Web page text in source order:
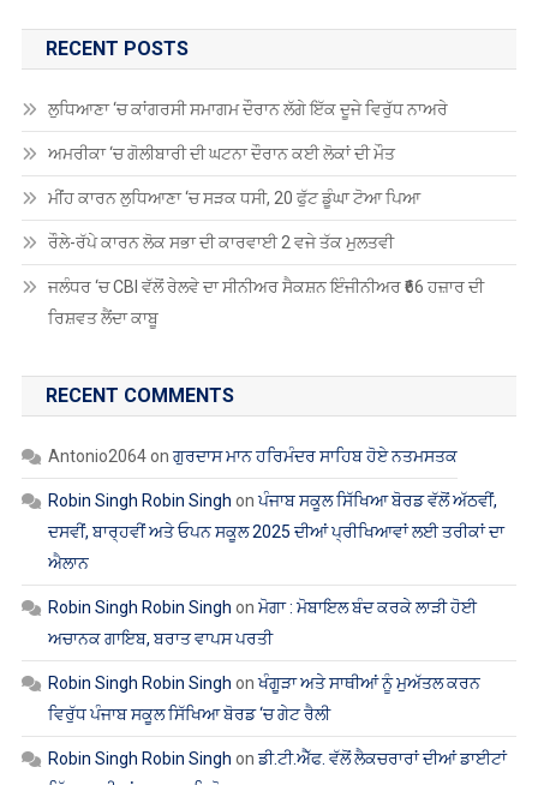
ਕਰਨਗੇ
RECENT POSTS
ਲੁਧਿਆਣਾ ‘ਚ ਕਾਂਗਰਸੀ ਸਮਾਗਮ ਦੌਰਾਨ ਲੱਗੇ ਇੱਕ ਦੂਜੇ ਵਿਰੁੱਧ ਨਾਅਰੇ
ਅਮਰੀਕਾ ‘ਚ ਗੋਲੀਬਾਰੀ ਦੀ ਘਟਨਾ ਦੌਰਾਨ ਕਈ ਲੋਕਾਂ ਦੀ ਮੌਤ
ਮੀਂਹ ਕਾਰਨ ਲੁਧਿਆਣਾ ‘ਚ ਸੜਕ ਧਸੀ, 20 ਫੁੱਟ ਡੂੰਘਾ ਟੋਆ ਪਿਆ
ਰੌਲੇ-ਰੱਪੇ ਕਾਰਨ ਲੋਕ ਸਭਾ ਦੀ ਕਾਰਵਾਈ 2 ਵਜੇ ਤੱਕ ਮੁਲਤਵੀ
ਜਲੰਧਰ ‘ਚ CBI ਵੱਲੋਂ ਰੇਲਵੇ ਦਾ ਸੀਨੀਅਰ ਸੈਕਸ਼ਨ ਇੰਜੀਨੀਅਰ ₹66 ਹਜ਼ਾਰ ਦੀ
ਰਿਸ਼ਵਤ ਲੈਂਦਾ ਕਾਬੂ
RECENT COMMENTS
Antonio2064on ਗੁਰਦਾਸ ਮਾਨ ਹਰਿਮੰਦਰ ਸਾਹਿਬ ਹੋਏ ਨਤਮਸਤਕ
Robin Singh Robin Singh onਪੰਜਾਬ ਸਕੂਲ ਸਿੱਖਿਆ ਬੋਰਡ ਵੱਲੋਂ ਅੱਠਵੀਂ,
ਦਸਵੀਂ, ਬਾਰ੍ਹਵੀਂ ਅਤੇ ਓਪਨ ਸਕੂਲ 2025 ਦੀਆਂ ਪ੍ਰੀਖਿਆਵਾਂ ਲਈ ਤਰੀਕਾਂ ਦਾ
ਐਲਾਨ
Robin Singh Robin Singh on ਮੋਗਾ : ਮੋਬਾਇਲ ਬੰਦ ਕਰਕੇ ਲਾੜੀ ਹੋਈ
ਅਚਾਨਕ ਗਾਇਬ, ਬਰਾਤ ਵਾਪਸ ਪਰਤੀ
Robin Singh Robin Singh onਖੰਗੂੜਾ ਅਤੇ ਸਾਥੀਆਂ ਨੂੰ ਮੁਅੱਤਲ ਕਰਨ
ਵਿਰੁੱਧ ਪੰਜਾਬ ਸਕੂਲ ਸਿੱਖਿਆ ਬੋਰਡ ‘ਚ ਗੇਟ ਰੈਲੀ
Robin Singh Robin Singh onਡੀ.ਟੀ.ਐੱਫ. ਵੱਲੋਂ ਲੈਕਚਰਾਰਾਂ ਦੀਆਂ ਡਾਈਟਾਂ